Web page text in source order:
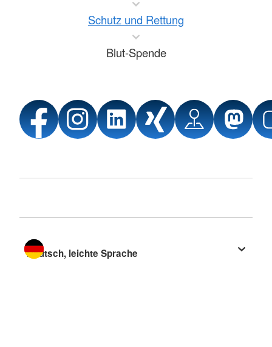
Schutz und Rettung
Blut-Spende
Sprache wechseln zu